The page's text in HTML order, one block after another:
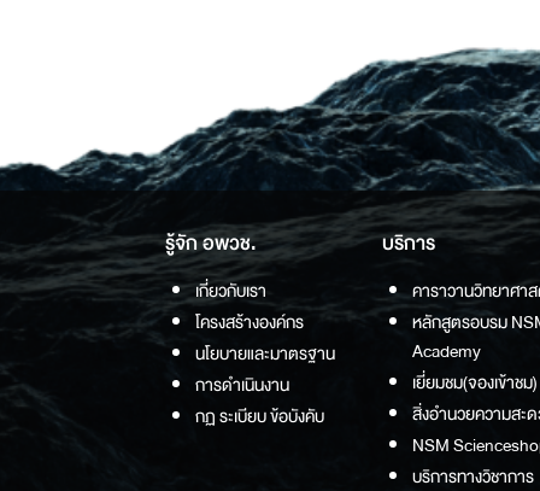
รู้จัก อพวช.
เกี่ยวกับเรา
โครงสร้างองค์กร
นโยบายและมาตรฐาน
การดำเนินงาน
กฏ ระเบียบ ข้อบังคับ
บริการ
คาราวานวิทยาศา
หลักสูตรอบรม
Academy
เยี่ยมชม(จองเข้าชม)
สิ่งอำนวยความสะ
NSM
บริการทางวิชาการ